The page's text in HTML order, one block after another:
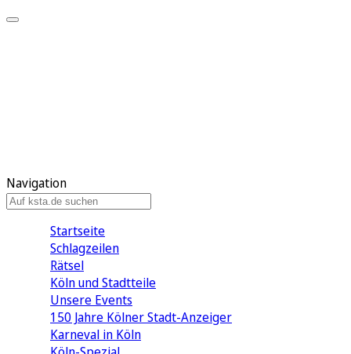
Navigation
Startseite
Schlagzeilen
Rätsel
Köln und Stadtteile
Unsere Events
150 Jahre Kölner Stadt-Anzeiger
Karneval in Köln